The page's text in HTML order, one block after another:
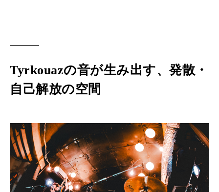
Tyrkouazの音が生み出す、発散・
自己解放の空間